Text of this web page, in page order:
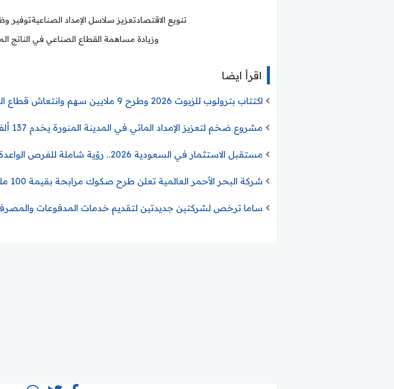
تنويع الاقتصادتعزيز سلاسل الإمداد الصناعيةتوفير
وزيادة مساهمة القطاع الصناعي في الناتج
اقرأ ايضا
اكتتاب بترولوب للزيوت 2026 وطرح 9 ملايين سهم وانتعاش قطاع الطاقة السعودي
مشروع ضخم لتعزيز الإمداد المائي في المدينة المنورة يخدم 137 ألف مستفيد
مستقبل الاستثمار في السعودية 2026.. رؤية شاملة للفرص الواعدة والنمو المستدام
شركة البحر الأحمر العالمية تعلن طرح صكوك مرابحة بقيمة 100 مليون ريال لتعزيز رأس المال
ساما ترخص لشركتين جديدتين لتقديم خدمات المدفوعات